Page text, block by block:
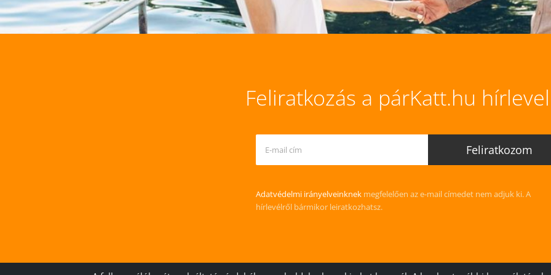
Feliratkozás a párKatt.hu
Adatvédelmi irányelveinknekmegfelelően az e-mail címedet nem adjuk ki. A
hírlevélről bármikor leiratkozhatsz.